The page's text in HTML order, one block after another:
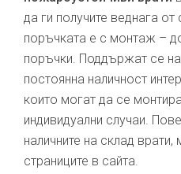
да ги получите веднага
поръчката е с монтаж –
поръчки. Поддържат се
постоянна наличност
които могат да се
индивидуални случаи.
наличните на склад
страниците в сайта.